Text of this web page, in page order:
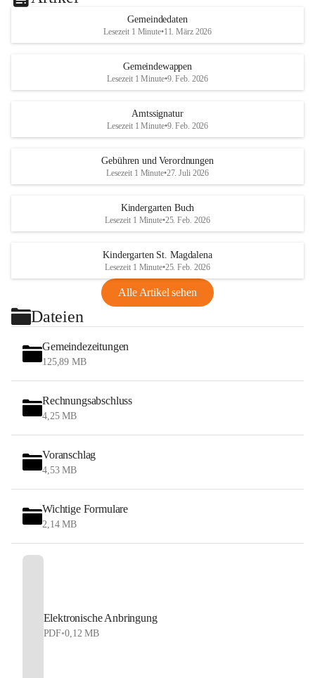
Gemeindedaten
Lesezeit 1 Minute•11. März 2026
Gemeindewappen
Lesezeit 1 Minute•9. Feb. 2026
Amtssignatur
Lesezeit 1 Minute•9. Feb. 2026
Gebühren und Verordnungen
Lesezeit 1 Minute•27. Juli 2026
Kindergarten Buch
Lesezeit 1 Minute•25. Feb. 2026
Kindergarten St. Magdalena
Lesezeit 1 Minute•25. Feb. 2026
Alle Artikel sehen
Dateien
Gemeindezeitungen
125,89 MB
Rechnungsabschluss
4,25 MB
Voranschlag
4,53 MB
Wichtige Formulare
2,14 MB
Elektronische Anbringung
PDF•0,12 MB